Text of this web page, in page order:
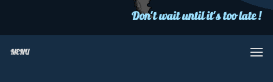
Don't wait until it's too late !
MENU